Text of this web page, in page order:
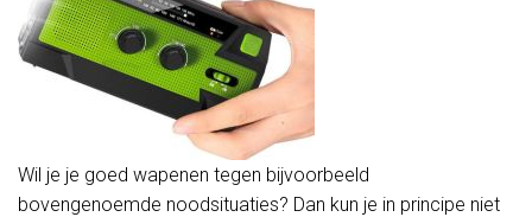
Wil je je goed wapenen tegen bijvoorbeeld
bovengenoemde noodsituaties? Dan kun je in principe niet